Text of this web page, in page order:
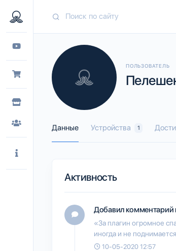
ПОЛЬЗОВАТЕЛЬ
Данные Устройства 1
Активность
Добавил комментарий
«За плагин огромное
иногда и не
10-05-2020 12:57